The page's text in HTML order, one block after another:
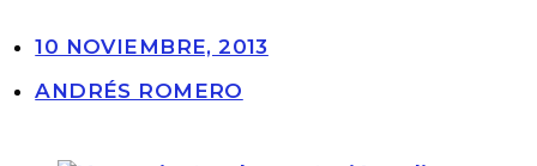
10 NOVIEMBRE, 2013
ANDRÉS ROMERO